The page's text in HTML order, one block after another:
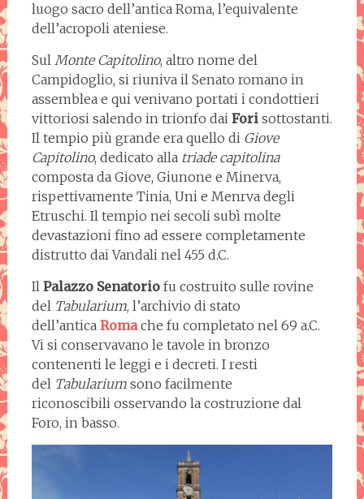
luogo sacro dell’antica Roma, l’equivalente
dell’acropoli ateniese.
Sul Monte Capitolino, altro nome del
Campidoglio, si riuniva il Senato romano in
assemblea e qui venivano portati i condottieri
vittoriosi salendo in trionfo dai Fori sottostanti.
Il tempio più grande era quello di Giove
Capitolino, dedicato alla triade capitolina
composta da Giove, Giunone e Minerva,
rispettivamente Tinia, Uni e Menrva degli
Etruschi. Il tempio nei secoli subì molte
devastazioni fino ad essere completamente
distrutto dai Vandali nel 455 d.C.
Il Palazzo Senatoriofu costruito sulle rovine
del Tabularium, l’archivio di stato
dell’antica Roma che fu completato nel 69 a.C.
Vi si conservavano le tavole in bronzo
contenenti le leggi e i decreti. I resti
del Tabulariumsono facilmente
riconoscibili osservando la costruzione dal
Foro, in basso.